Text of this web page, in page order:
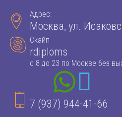
Адрес:
Москва, ул.
Скайп
rdiploms
с 8 до 23 по Москве без
7 (937) 944-41-66